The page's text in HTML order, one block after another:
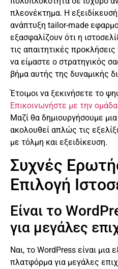
πλεονέκτημα. Η
ανάπτυξη tailor-made
εξασφαλίζουν ότι η
τις απαιτητικές
να είμαστε ο στρατηγικός
βήμα αυτής της δυναμικής
Έτοιμοι να ξεκινήσετε το
Επικοινωνήστε με την
Μαζί θα δημιουργήσουμε
ακολουθεί απλώς τις
με τόλμη και εξειδίκευση.
Συχνές
Επιλογή
Είναι το
για μεγάλες
Ναι, το WordPress είναι μια
πλατφόρμα για μεγάλες